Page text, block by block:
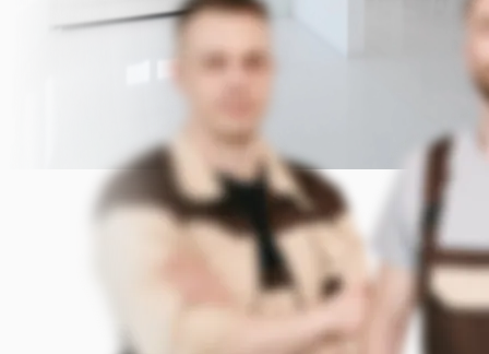
Опишите задачу
Прикрепить фото (до 5 шт.)
(Подсказка: фото помогут мастеру
точнее оценить задачу)
Заказать
обработки данных